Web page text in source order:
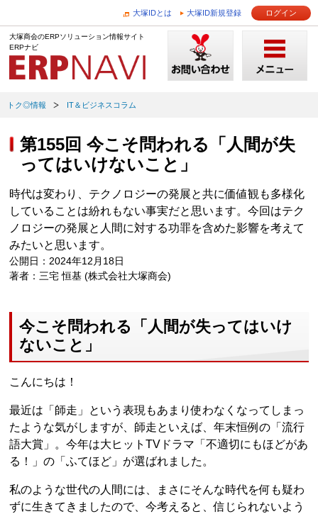
大塚IDとは 大塚ID新規登録 ログイン
大塚商会のERPソリューション情報サイト
ERPナビ
トク◎情報 IT＆ビジネスコラム
第155回 今こそ問われる「人間が失
ってはいけないこと」
時代は変わり、テクノロジーの発展と共に価値観も多様化
していることは紛れもない事実だと思います。今回はテク
ノロジーの発展と人間に対する功罪を含めた影響を考えて
みたいと思います。
公開日：2024年12月18日
著者：三宅 恒基 (株式会社大塚商会)
今こそ問われる「人間が失ってはいけ
ないこと」
こんにちは！
最近は「師走」という表現もあまり使わなくなってしまっ
たような気がしますが、師走といえば、年末恒例の「流行
語大賞」。今年は大ヒットTVドラマ「不適切にもほどがあ
る！」の「ふてほど」が選ばれました。
私のような世代の人間には、まさにそんな時代を何も疑わ
ずに生きてきましたので、今考えると、信じられないよう